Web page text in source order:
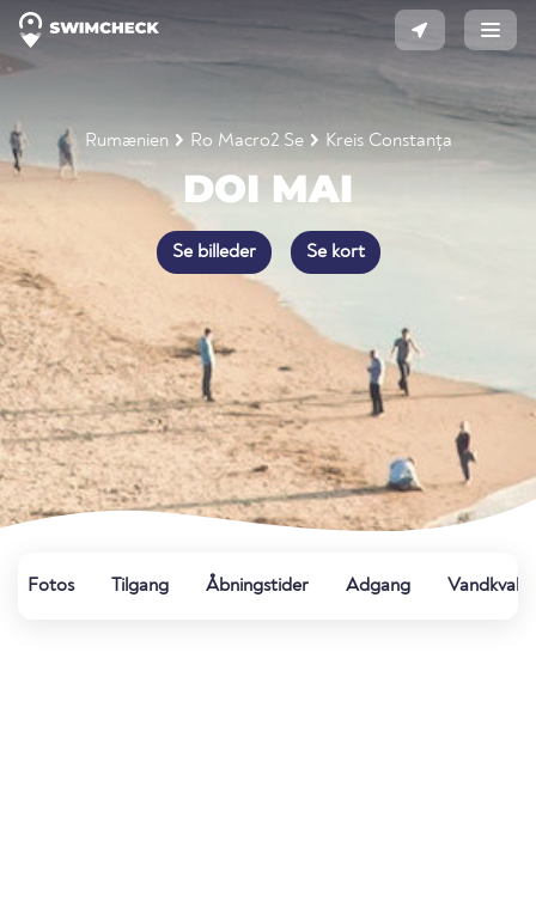
Rumænien Ro Macro2 Se Kreis Constanța
DOI MAI
Se billeder Se kort
Fotos Tilgang Åbningstider Adgang